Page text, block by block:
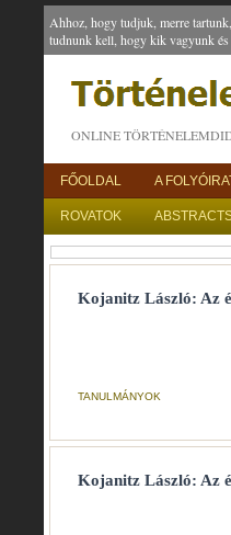
Ahhoz, hogy tudjuk, merre
tudnunk kell, hogy kik vagyunk
ONLINE
FŐOLDAL A
ROVATOK
Kojanitz László: Az
TANULMÁNYOK
Kojanitz László: Az